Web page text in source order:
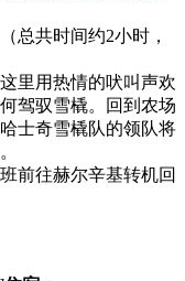
总共时间约2小时，
里用热情的吠叫声欢
驾驭雪橇。回到农场
士奇雪橇队的领队将
前往赫尔辛基转机回